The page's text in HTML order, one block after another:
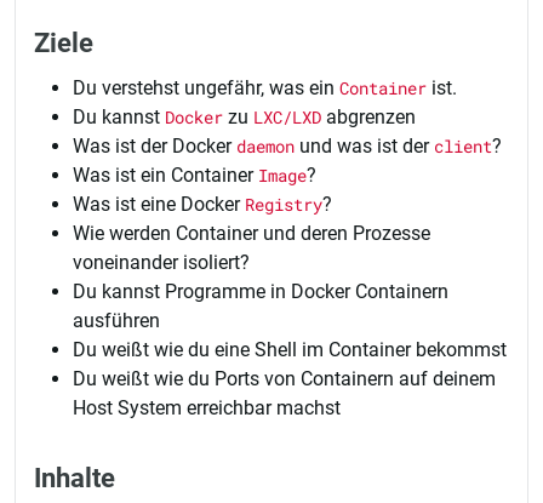
Ziele
Du verstehst ungefähr, was ein Container ist.
Du kannst Docker zu LXC/LXD abgrenzen
Was ist der Docker daemon und was ist der client?
Was ist ein Container Image?
Was ist eine Docker Registry?
Wie werden Container und deren Prozesse
voneinander isoliert?
Du kannst Programme in Docker Containern
ausführen
Du weißt wie du eine Shell im Container bekommst
Du weißt wie du Ports von Containern auf deinem
Host System erreichbar machst
Inhalte